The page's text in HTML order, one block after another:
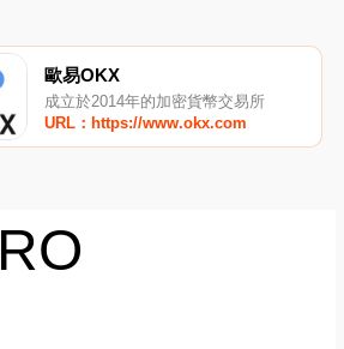
歐易OKX
成立於2014年的加密貨幣交易所
URL：https://www.okx.com